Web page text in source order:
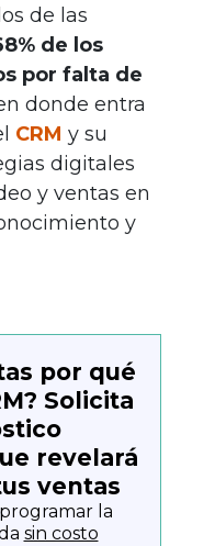
de las
de los
por falta de
donde entra
CRM y su
digitales
y ventas en
y
por qué
Solicita
revelará
ventas
la
sin costo